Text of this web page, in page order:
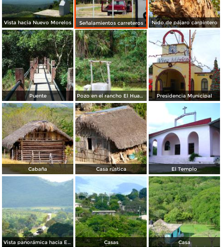
Vista hacia Nuevo Morelos Señalamientos carreteros Nido de pájaro carpintero
Puente Pozo en el rancho El Huasteco Presidencia Municipal
Cabaña Casa rústica El Templo
Vista panorámica hacia El Crucero del Toro Casas Casa